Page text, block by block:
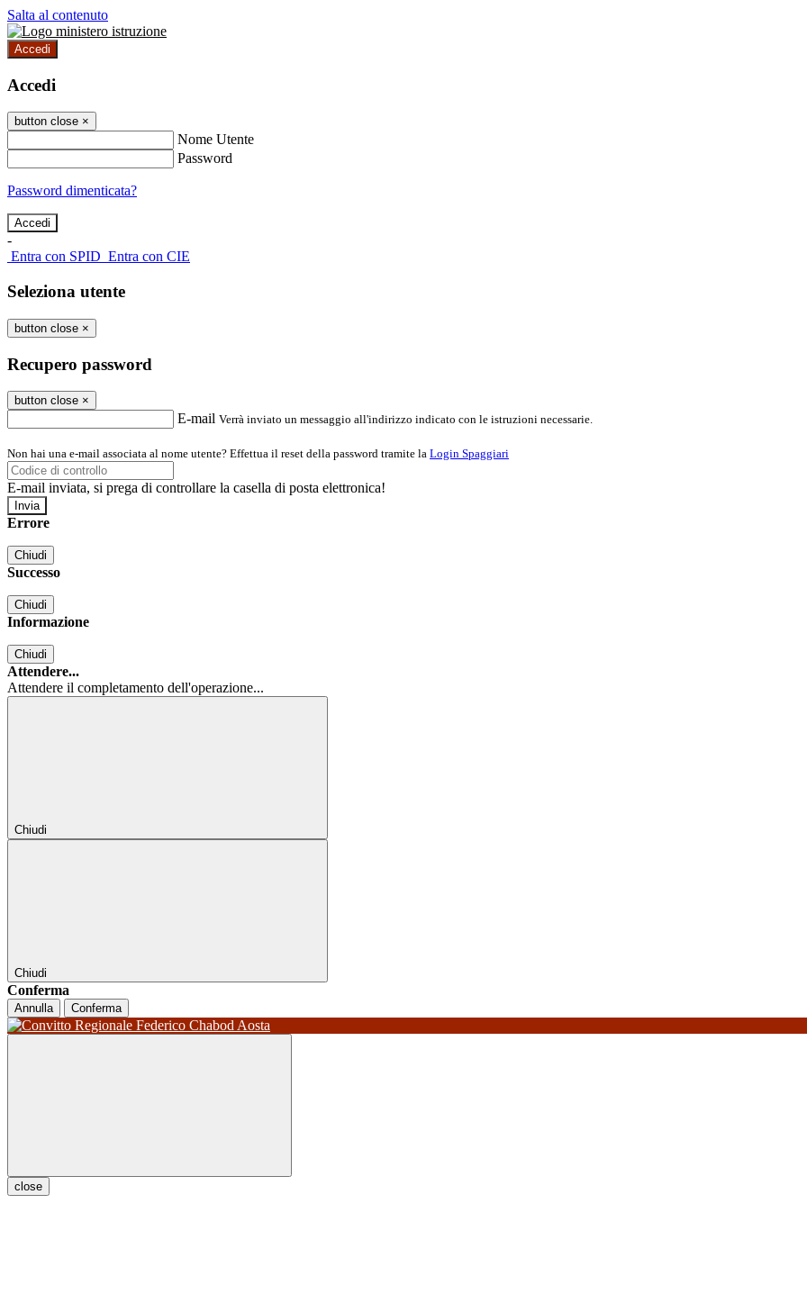
Salta al contenuto
Accedi
Accedi
button close ×
Nome Utente
Password
Password dimenticata?
-
Entra con SPID Entra con CIE
Seleziona utente
button close ×
Recupero password
button close ×
E-mail Verrà inviato un messaggio all'indirizzo indicato con le istruzioni necessarie.
Non hai una e-mail associata al nome utente? Effettua il reset della password tramite la Login Spaggiari
E-mail inviata, si prega di controllare la casella di posta elettronica!
Errore
Chiudi
Successo
Chiudi
Informazione
Chiudi
Attendere...
Attendere il completamento dell'operazione...
Chiudi
Chiudi
Conferma
Annulla Conferma
close